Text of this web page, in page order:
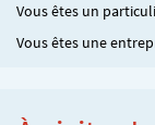
Vous êtes un
Vous êtes une